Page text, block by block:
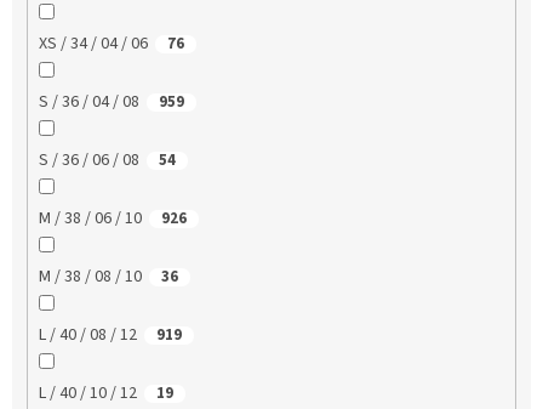
XS / 34 / 04 / 06 76
S / 36 / 04 / 08 959
S / 36 / 06 / 08 54
M / 38 / 06 / 10 926
M / 38 / 08 / 10 36
L / 40 / 08 / 12 919
L / 40 / 10 / 12 19